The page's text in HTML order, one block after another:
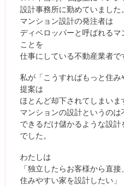
設計事務所に勤めていました。
マンション設計の発注者は
ディベロッパーと呼ばれる
ことを
仕事にしている不動産業者で
私が「こうすればもっと住
提案は
ほとんど却下されてしまいま
マンションの設計というのは
できるだけ儲かるような設
でした。
わたしは
「独立したらお客様から直
住みやすい家を設計したい」